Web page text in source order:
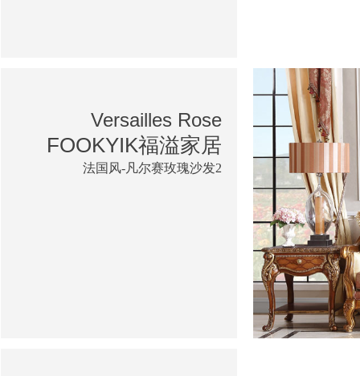
Versailles Rose
FOOKYIK福溢家居
法国风-凡尔赛玫瑰沙发2